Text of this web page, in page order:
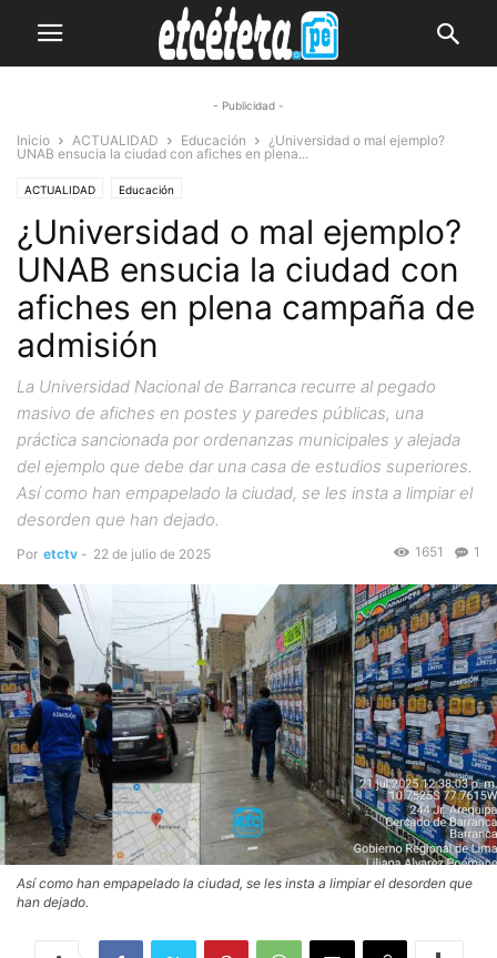
- Publicidad -
Inicio ACTUALIDAD Educación
¿Universidad o mal ejemplo?
UNAB ensucia la ciudad con afiches en plena...
ACTUALIDAD Educación
¿Universidad o mal ejemplo?
UNAB ensucia la ciudad con
afiches en plena campaña de
admisión
La Universidad Nacional de Barranca recurre al pegado
masivo de afiches en postes y paredes públicas, una
práctica sancionada por ordenanzas municipales y alejada
del ejemplo que debe dar una casa de estudios superiores.
Así como han empapelado la ciudad, se les insta a limpiar el
desorden que han dejado.
Por etctv - 22 de julio de 2025 1
1651
Así como han empapelado la ciudad, se les insta a limpiar el desorden que
han dejado.